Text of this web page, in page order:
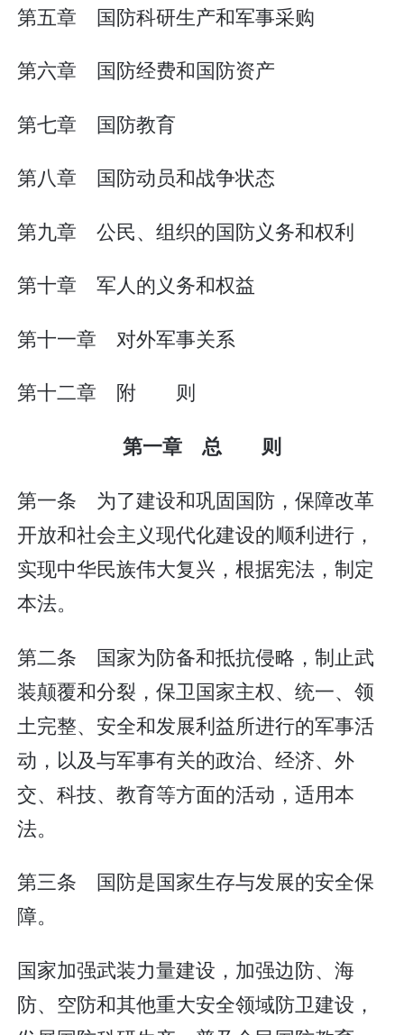
第五章 国防科研生产和军事采购
第六章 国防经费和国防资产
第七章 国防教育
第八章 国防动员和战争状态
第九章 公民、组织的国防义务和权利
第十章 军人的义务和权益
第十一章 对外军事关系
第十二章 附 则
第一章 总 则
第一条 为了建设和巩固国防，保障改革
开放和社会主义现代化建设的顺利进行，
实现中华民族伟大复兴，根据宪法，制定
本法。
第二条 国家为防备和抵抗侵略，制止武
装颠覆和分裂，保卫国家主权、统一、领
土完整、安全和发展利益所进行的军事活
动，以及与军事有关的政治、经济、外
交、科技、教育等方面的活动，适用本
法。
第三条 国防是国家生存与发展的安全保
障。
国家加强武装力量建设，加强边防、海
防、空防和其他重大安全领域防卫建设，